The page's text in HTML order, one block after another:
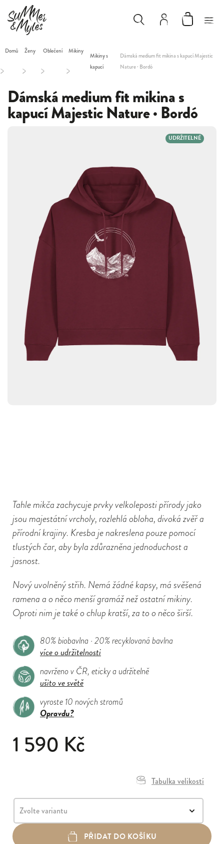
Domů
/
Ženy
/
Oblečení
/
Mikiny
/
Mikiny s
kapucí
Dámská medium fit mikina s kapucí Majestic
Nature · Bordó
Dámská medium fit mikina s
kapucí Majestic Nature · Bordó
UDRŽITELNÉ
Tahle mikča zachycuje prvky velkoleposti přírody jako
jsou majestátní vrcholy, rozlehlá obloha, divoká zvěř a
přírodní krajiny. Kresba je nakreslena pouze pomocí
tlustých čar, aby byla zdůrazněna jednoduchost a
jasnost.
Nový uvolněný střih. Nemá žádné kapsy, má svěšená
ramena a o něco menší gramáž než ostatní mikiny.
Oproti nim je také o chlup kratší, za to o něco širší.
80% biobavlna · 20% recyklovaná bavlna
více o udržitelnosti
navrženo v ČR, eticky a udržitelně
ušito ve světě
vyroste 10 nových stromů
Opravdu?
1 590 Kč
Tabulka velikostí
PŘIDAT DO KOŠÍKU